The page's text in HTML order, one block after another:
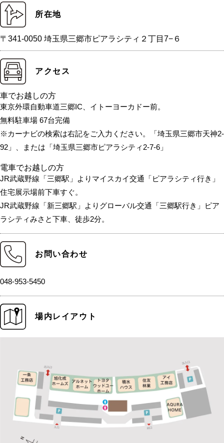
所在地
〒341-0050 埼玉県三郷市ピアラシティ２丁目7−６
アクセス
車でお越しの方
東京外環自動車道三郷IC、イトーヨーカドー前。
無料駐車場 67台完備
※カーナビの検索は右記をご入力ください。「埼玉県三郷市天神2-
92」、または「埼玉県三郷市ピアラシティ2-7-6」
電車でお越しの方
JR武蔵野線「三郷駅」よりマイスカイ交通「ピアラシティ行き」
住宅展示場前下車すぐ。
JR武蔵野線「新三郷駅」よりグローバル交通「三郷駅行き」ピア
ラシティみさと下車、徒歩2分。
お問い合わせ
048-953-5450
場内レイアウト